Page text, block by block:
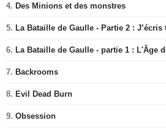
4. Des Minions et des monstres
5. La Bataille de Gaulle - Partie 2 : J’écris
6. La Bataille de Gaulle - partie 1 : L'Âge
7. Backrooms
8. Evil Dead Burn
9. Obsession